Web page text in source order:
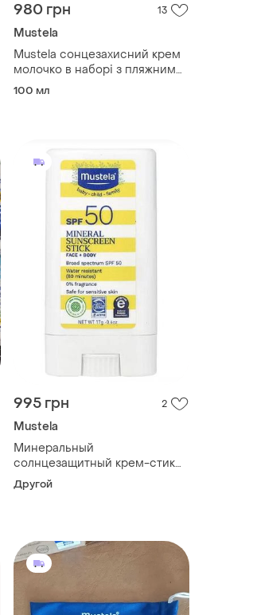
980 грн 13
Mustela
Mustela сонцезахисний крем
молочко в наборі з пляжним
рушником
100 мл
995 грн 2
Mustela
Минеральный
солнцезащитный крем-стик
для детей mustela spf 50 17 г
Другой